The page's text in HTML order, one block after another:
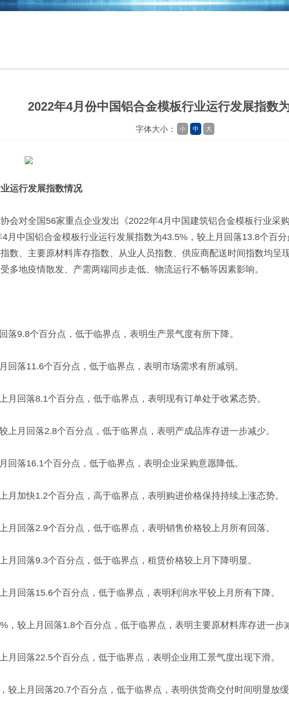
2022年4月份中国铝合金模板行业运行发展指数
字体大小： 小 中 大
运行发展指数情况
会对全国56家重点企业发出《2022年4月中国建筑铝合金模板行业采
月中国铝合金模板行业运行发展指数为43.5%，较上月回落13.8个百
、主要原材料库存指数、从业人员指数、供应商配送时间指数均呈
多地疫情散发、产需两端同步走低、物流运行不畅等因素影响。
落9.8个百分点，低于临界点，表明生产景气度有所下降。
回落11.6个百分点，低于临界点，表明市场需求有所减弱。
月回落8.1个百分点，低于临界点，表明现有订单处于收紧态势。
上月回落2.8个百分点，低于临界点，表明产成品库存进一步减少。
回落16.1个百分点，低于临界点，表明企业采购意愿降低。
月加快1.2个百分点，高于临界点，表明购进价格保持持续上涨态势。
月回落2.9个百分点，低于临界点，表明销售价格较上月所有回落。
月回落9.3个百分点，低于临界点，租赁价格较上月下降明显。
月回落15.6个百分点，低于临界点，表明利润水平较上月所有下降。
，较上月回落1.8个百分点，低于临界点，表明主要原材料库存进一步
月回落22.5个百分点，低于临界点，表明企业用工景气度出现下滑。
较上月回落20.7个百分点，低于临界点，表明供货商交付时间明显放